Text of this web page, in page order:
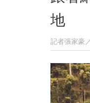
地
記者張家豪